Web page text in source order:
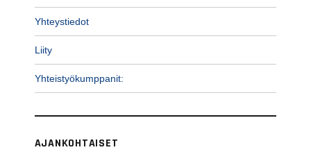
Yhteystiedot
Liity
Yhteistyökumppanit:
AJANKOHTAISET